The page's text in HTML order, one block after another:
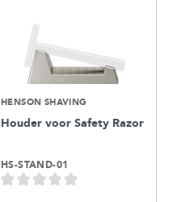
HENSON SHAVING
Houder voor Safety Razor
HS-STAND-01